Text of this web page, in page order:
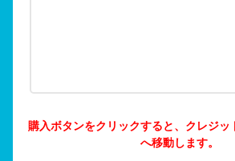
購入ボタンをクリックすると、クレジ
へ移動します。